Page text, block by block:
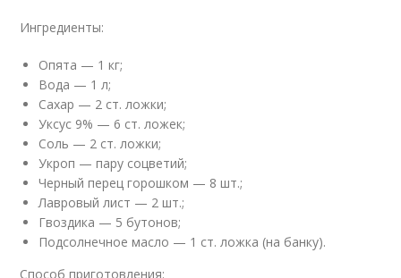
Ингредиенты:
Опята — 1 кг;
Вода — 1 л;
Сахар — 2 ст. ложки;
Уксус 9% — 6 ст. ложек;
Соль — 2 ст. ложки;
Укроп — пару соцветий;
Черный перец горошком — 8 шт.;
Лавровый лист — 2 шт.;
Гвоздика — 5 бутонов;
Подсолнечное масло — 1 ст. ложка (на банку).
Способ приготовления: